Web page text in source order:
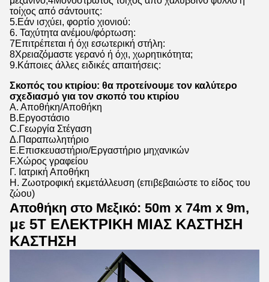
τοίχος από σάντουιτς:
5.Εάν ισχύει, φορτίο χιονιού:
6. Ταχύτητα ανέμου/φόρτωση:
7Επιτρέπεται ή όχι εσωτερική στήλη:
8Χρειαζόμαστε γερανό ή όχι, χωρητικότητα;
9.Κάποιες άλλες ειδικές απαιτήσεις:
Σκοπός του κτιρίου: θα προτείνουμε τον καλύτερο
σχεδιασμό για τον σκοπό του κτιρίου
Α. Αποθήκη/Αποθήκη
Β.Εργοστάσιο
C.Γεωργία Στέγαση
Δ.Παραπωλητήριο
Ε.Επισκευαστήριο/Εργαστήριο μηχανικών
F.Χώρος γραφείου
Γ. Ιατρική Αποθήκη
H. Ζωοτροφική εκμετάλλευση (επιβεβαιώστε το είδος του
ζώου)
Αποθήκη στο Μεξικό: 50m x 74m x 9m,
με 5T ΕΛΕΚΤΡΙΚΗ ΜΙΑΣ ΚΑΣΤΗΣΗ
ΚΑΣΤΗΣΗ